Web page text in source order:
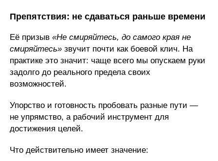
Препятствия: не сдаваться раньше времени
Её призыв «Не смиряйтесь, до самого края не
смиряйтесь» звучит почти как боевой клич. На
практике это значит: чаще всего мы опускаем руки
задолго до реального предела своих
возможностей.
Упорство и готовность пробовать разные пути —
не упрямство, а рабочий инструмент для
достижения целей.
Что действительно имеет значение: